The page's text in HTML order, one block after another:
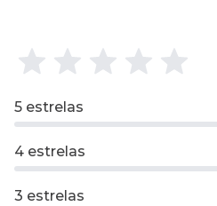
5 estrelas
4 estrelas
3 estrelas